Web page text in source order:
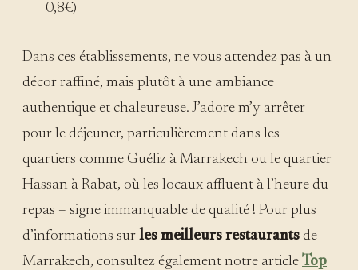
0,8€)
Dans ces établissements, ne vous attendez pas à un
décor raffiné, mais plutôt à une ambiance
authentique et chaleureuse. J’adore m’y arrêter
pour le déjeuner, particulièrement dans les
quartiers comme Guéliz à Marrakech ou le quartier
Hassan à Rabat, où les locaux affluent à l’heure du
repas – signe immanquable de qualité ! Pour plus
d’informations sur les meilleurs restaurants de
Marrakech, consultez également notre article Top